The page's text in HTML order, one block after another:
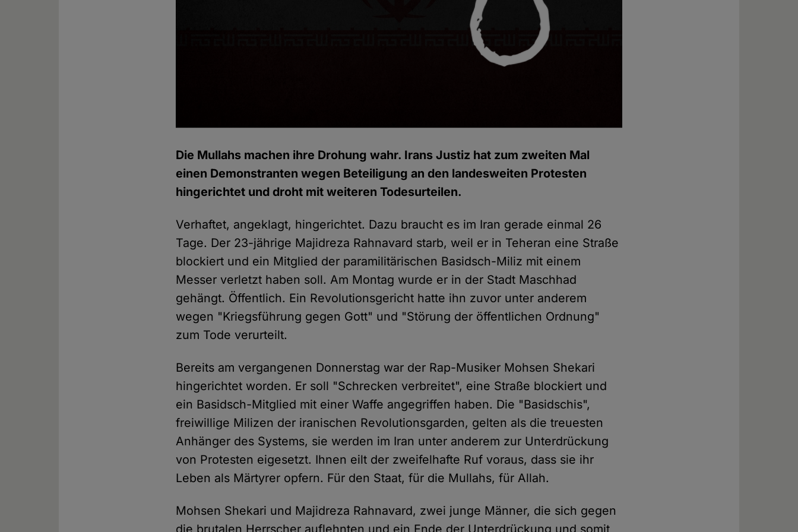
Die Mullahs machen ihre Drohung wahr. Irans Justiz hat zum zweiten Mal
einen Demonstranten wegen Beteiligung an den landesweiten Protesten
hingerichtet und droht mit weiteren Todesurteilen.
Verhaftet, angeklagt, hingerichtet. Dazu braucht es im Iran gerade einmal 26
Tage. Der 23-jährige Majidreza Rahnavard starb, weil er in Teheran eine Straße
blockiert und ein Mitglied der paramilitärischen Basidsch-Miliz mit einem
Messer verletzt haben soll. Am Montag wurde er in der Stadt Maschhad
gehängt. Öffentlich. Ein Revolutionsgericht hatte ihn zuvor unter anderem
wegen "Kriegsführung gegen Gott" und "Störung der öffentlichen Ordnung"
zum Tode verurteilt.
Bereits am vergangenen Donnerstag war der Rap-Musiker Mohsen Shekari
hingerichtet worden. Er soll "Schrecken verbreitet", eine Straße blockiert und
ein Basidsch-Mitglied mit einer Waffe angegriffen haben. Die "Basidschis",
freiwillige Milizen der iranischen Revolutionsgarden, gelten als die treuesten
Anhänger des Systems, sie werden im Iran unter anderem zur Unterdrückung
von Protesten eigesetzt. Ihnen eilt der zweifelhafte Ruf voraus, dass sie ihr
Leben als Märtyrer opfern. Für den Staat, für die Mullahs, für Allah.
Mohsen Shekari und Majidreza Rahnavard, zwei junge Männer, die sich gegen
die brutalen Herrscher auflehnten und ein Ende der Unterdrückung und somit